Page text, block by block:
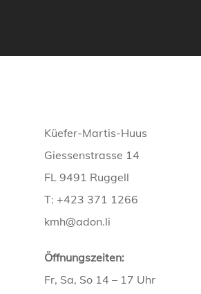
Küefer-Martis-Huus
Giessenstrasse 14
FL 9491 Ruggell
T: +423 371 1266
kmh@adon.li
Öffnungszeiten:
Fr, Sa, So 14 – 17 Uhr